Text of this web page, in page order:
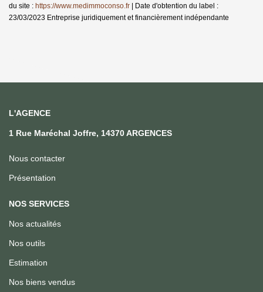
du site : https://www.medimmoconso.fr | Date d'obtention du label :
23/03/2023 Entreprise juridiquement et financièrement indépendante
L'AGENCE
1 Rue Maréchal Joffre, 14370 ARGENCES
Nous contacter
Présentation
NOS SERVICES
Nos actualités
Nos outils
Estimation
Nos biens vendus